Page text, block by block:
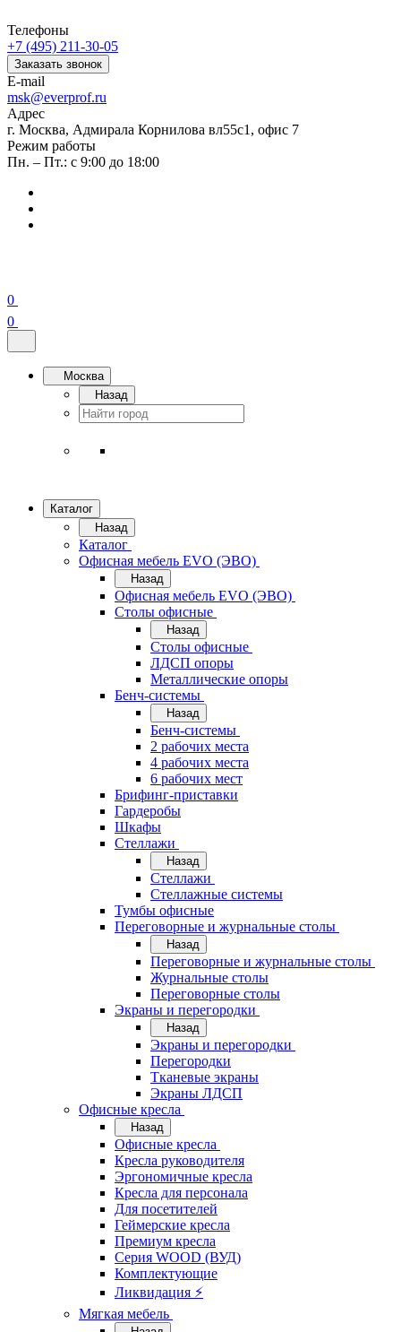
Телефоны
+7 (495) 211-30-05
Заказать звонок
E-mail
msk@everprof.ru
Адрес
г. Москва, Адмирала Корнилова вл55с1, офис 7
Режим работы
Пн. – Пт.: с 9:00 до 18:00
0
0
Москва
Назад
Каталог
Назад
Каталог
Офисная мебель EVO (ЭВО)
Назад
Офисная мебель EVO (ЭВО)
Cтолы офисные
Назад
Cтолы офисные
ЛДСП опоры
Металлические опоры
Бенч-системы
Назад
Бенч-системы
2 рабочих места
4 рабочих места
6 рабочих мест
Брифинг-приставки
Гардеробы
Шкафы
Стеллажи
Назад
Стеллажи
Стеллажные системы
Тумбы офисные
Переговорные и журнальные столы
Назад
Переговорные и журнальные столы
Журнальные столы
Переговорные столы
Экраны и перегородки
Назад
Экраны и перегородки
Перегородки
Тканевые экраны
Экраны ЛДСП
Офисные кресла
Назад
Офисные кресла
Кресла руководителя
Эргономичные кресла
Кресла для персонала
Для посетителей
Геймерские кресла
Премиум кресла
Серия WOOD (ВУД)
Комплектующие
Ликвидация ⚡
Мягкая мебель